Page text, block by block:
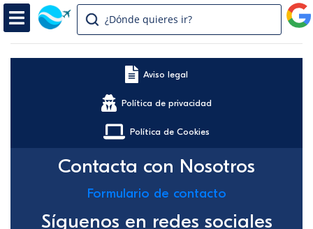
¿Dónde quieres ir?
Aviso legal
Política de privacidad
Política de Cookies
Contacta con Nosotros
Formulario de contacto
Síguenos en redes sociales